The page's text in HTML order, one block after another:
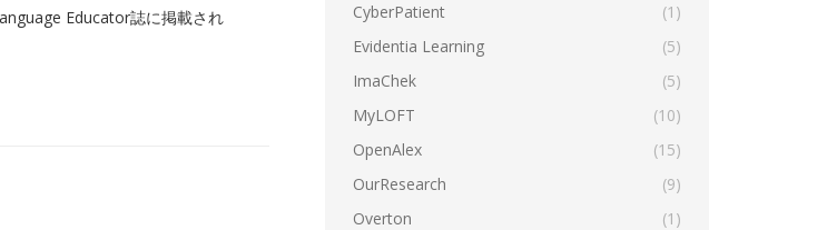
Educator誌に掲載され
CyberPatient
(1)
Evidentia Learning
(5)
ImaChek
(5)
MyLOFT
(10)
OpenAlex
(15)
OurResearch
(9)
Overton
(1)